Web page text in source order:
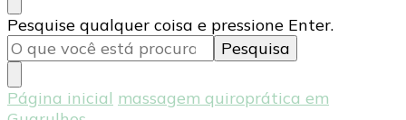
Procurando
algo?
Pesquise qualquer coisa e pressione Enter.
Página inicial massagem quiroprática em